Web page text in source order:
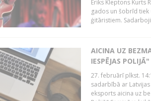
Ēriks Kleptons Kurts
gados un šobrīd
ģitāristiem.
AICINA UZ
IESPĒJAS POLIJĀ"
27. februārī plkst.
sadarbībā ar
eksports aicina uz